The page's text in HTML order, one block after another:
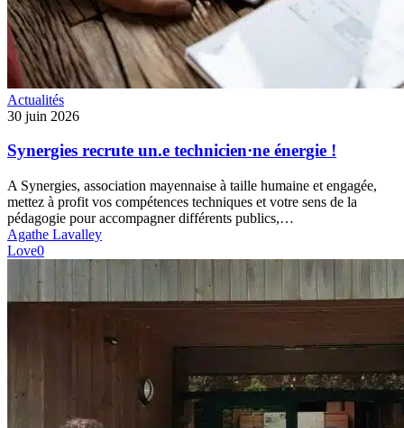
Synergies
recrute
technicien·ne
énergie
!
Actualités
30 juin 2026
Synergies recrute un.e technicien·ne énergie !
A Synergies, association mayennaise à taille humaine et engagée,
mettez à profit vos compétences techniques et votre sens de la
pédagogie pour accompagner différents publics,…
Agathe Lavalley
Love0